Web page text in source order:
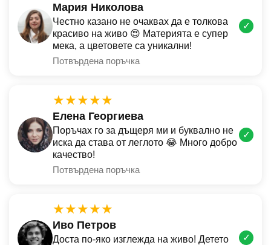
Мария Николова
Честно казано не очаквах да е толкова
красиво на живо 😍 Материята е супер
мека, а цветовете са уникални!
Потвърдена поръчка
✓
★★★★★
Елена Георгиева
Поръчах го за дъщеря ми и буквално не
иска да става от леглото 😂 Много добро
качество!
Потвърдена поръчка
✓
★★★★★
Иво Петров
Доста по-яко изглежда на живо! Детето
✓